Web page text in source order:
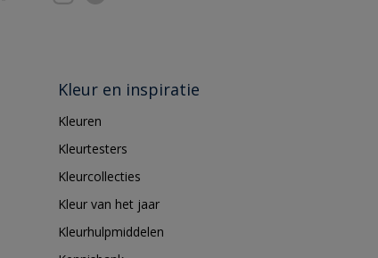
Kleur en inspiratie
Kleuren
Kleurtesters
Kleurcollecties
Kleur van het jaar
Kleurhulpmiddelen